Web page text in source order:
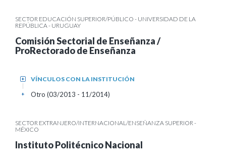
SECTOR EDUCACIÓN SUPERIOR/PÚBLICO - UNIVERSIDAD DE LA
REPÚBLICA - URUGUAY
Comisión Sectorial de Enseñanza /
ProRectorado de Enseñanza
VÍNCULOS CON LA INSTITUCIÓN
+
Otro (03/2013 - 11/2014)
+
SECTOR EXTRANJERO/INTERNACIONAL/ENSEÑANZA SUPERIOR -
MÉXICO
Instituto Politécnico Nacional